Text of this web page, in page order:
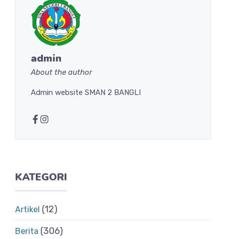
admin
About the author
Admin website SMAN 2 BANGLI
KATEGORI
Artikel (12)
Berita (306)